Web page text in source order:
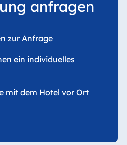
anfragen
zur Anfrage
ein individuelles
mit dem Hotel vor Ort